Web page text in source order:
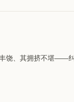
、其拥挤不堪——